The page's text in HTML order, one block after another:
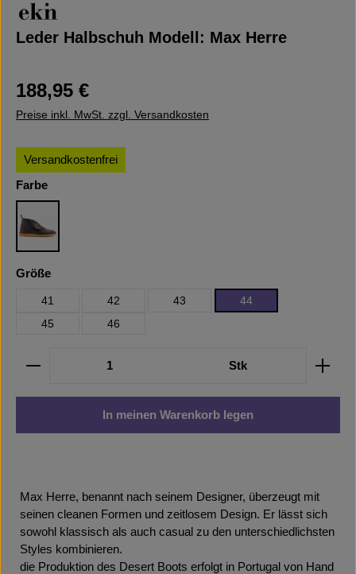
Leder Halbschuh Modell: Max Herre
Regulärer Preis:
188,95 €
Preise inkl. MwSt. zzgl. Versandkosten
Versandkostenfrei
Farbeauswählen
Brown
Größeauswählen
41 42 43
44
45
46
Produkt Anzahl: Gib den gewünschten Wert ein
Stk
In meinen Warenkorb legen
Max Herre, benannt nach seinem Designer, überzeugt mit
seinen cleanen Formen und zeitlosem Design. Er lässt sich
sowohl klassisch als auch casual zu den unterschiedlichsten
Styles kombinieren.
die Produktion des Desert Boots erfolgt in Portugal von Hand